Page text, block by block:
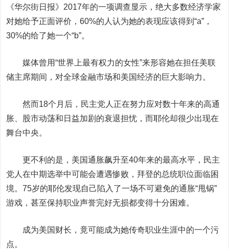
《华尔街日报》2017年的一项调查显示，绝大多数经济学家
对她给予正面评价，60%的人认为她的表现应该得到“a”，
30%的给了她一个“b”。
媒体曾用“世界上最有权力的女性”来形容她在担任美联
储主席期间，对全球金融市场和美国经济的巨大影响力。
然而18个月后，民主党人正在努力应对数十年来的高通
胀、股市动荡和日益加剧的衰退担忧，而耶伦却很少出现在
舞台中央。
更不利的是，美国通胀飙升至40年来的最高水平，民主
党人在中期选举中可能会遭遇惨败，拜登的总统职位面临困
境。75岁的耶伦发现自己陷入了一场不可避免的通胀“甩锅”
游戏，甚至保持职业声誉完好无损都变得十分困难。
成为美国财长，竟可能成为她传奇职业生涯中的一个污
点。